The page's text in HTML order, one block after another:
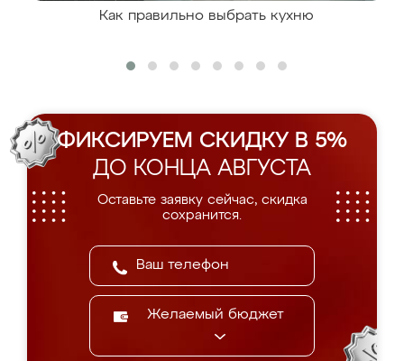
Как правильно выбрать кухню
ФИКСИРУЕМ СКИДКУ В 5%
ДО КОНЦА АВГУСТА
Оставьте заявку сейчас, скидка
сохранится.
Желаемый бюджет